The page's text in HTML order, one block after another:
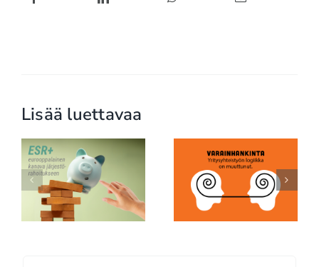
Lisää luettavaa
Yritysyhteistyö ei ole
hyväntekeväisyyttä: se
on strategista
vastuullisuutta
SpaceX, ESG ja
rahoituksen uusi
todellisuus: edes
maailman rikkaimman
miehen yhtiö ei ole due
diligencen ulkopuolella